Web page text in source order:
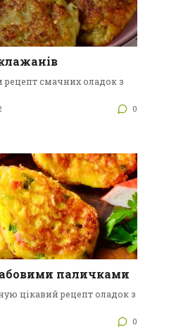
смачних оладок з
0
паличками
цікавий рецепт оладок з
0